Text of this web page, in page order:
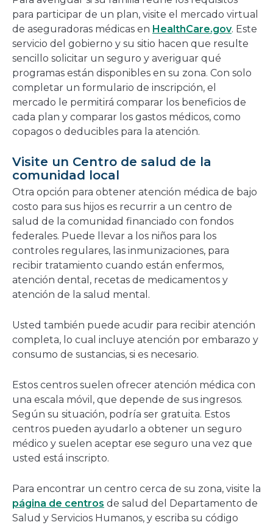
para participar de un plan, visite el mercado virtual
de aseguradoras médicas en HealthCare.gov. Este
servicio del gobierno y su sitio hacen que resulte
sencillo solicitar un seguro y averiguar qué
programas están disponibles en su zona. Con solo
completar un formulario de inscripción, el
mercado le permitirá comparar los beneficios de
cada plan y comparar los gastos médicos, como
copagos o deducibles para la atención.
Visite un Centro de salud de la
comunidad local
Otra opción para obtener atención médica de bajo
costo para sus hijos es recurrir a un centro de
salud de la comunidad financiado con fondos
federales. Puede llevar a los niños para los
controles regulares, las inmunizaciones, para
recibir tratamiento cuando están enfermos,
atención dental, recetas de medicamentos y
atención de la salud mental.
Usted también puede acudir para recibir atención
completa, lo cual incluye atención por embarazo y
consumo de sustancias, si es necesario.
Estos centros suelen ofrecer atención médica con
una escala móvil, que depende de sus ingresos.
Según su situación, podría ser gratuita. Estos
centros pueden ayudarlo a obtener un seguro
médico y suelen aceptar ese seguro una vez que
usted está inscripto.
Para encontrar un centro cerca de su zona, visite la
página de centros de salud del Departamento de
Salud y Servicios Humanos, y escriba su código